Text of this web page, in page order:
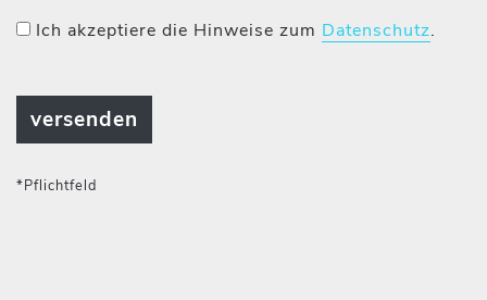
Ich akzeptiere die Hinweise zum Datenschutz.
*Pflichtfeld